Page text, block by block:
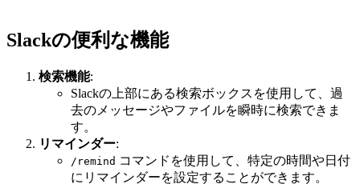
Slackの便利な機能
検索機能:
Slackの上部にある検索ボックスを使用して、過
去のメッセージやファイルを瞬時に検索できま
す。
リマインダー:
/remind コマンドを使用して、特定の時間や日付
にリマインダーを設定することができます。